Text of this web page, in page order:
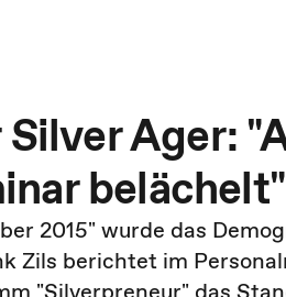
Ager:
belächelt"
2015" wurde das
Zils berichtet im